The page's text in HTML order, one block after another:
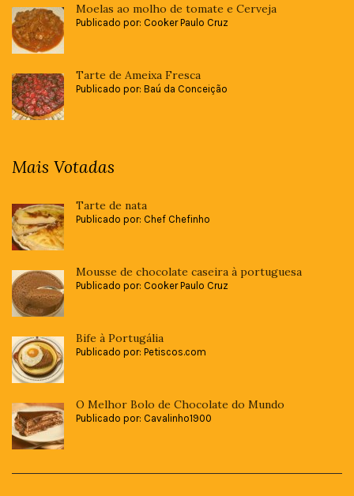
Moelas ao molho de tomate e Cerveja
Publicado por: Cooker Paulo Cruz
Tarte de Ameixa Fresca
Publicado por: Baú da Conceição
Mais Votadas
Tarte de nata
Publicado por: Chef Chefinho
Mousse de chocolate caseira à portuguesa
Publicado por: Cooker Paulo Cruz
Bife à Portugália
Publicado por: Petiscos.com
O Melhor Bolo de Chocolate do Mundo
Publicado por: Cavalinho1900